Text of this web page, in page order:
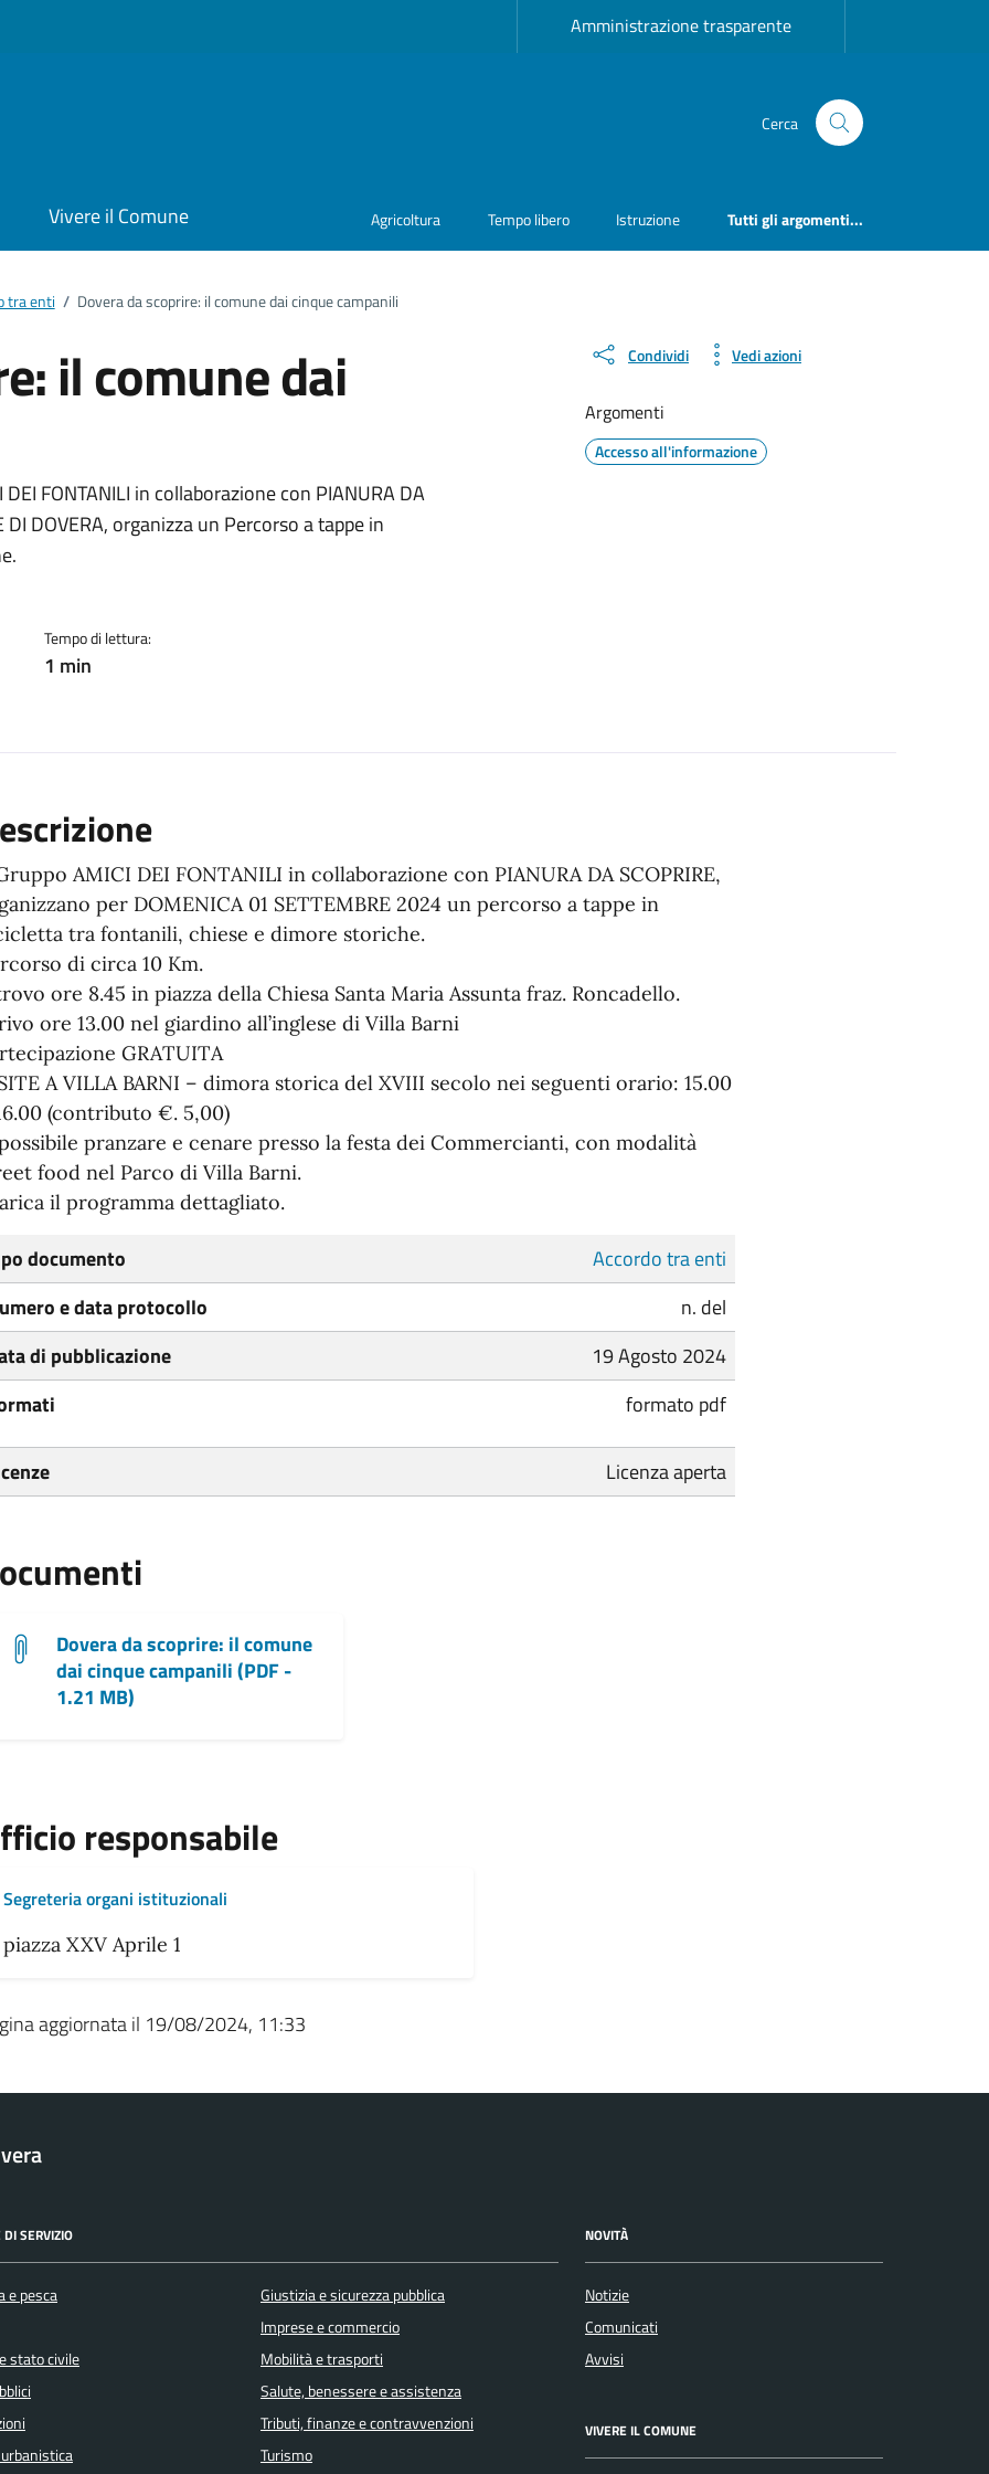
Amministrazione trasparente
Cerca
Vivere il Comune Agricoltura Tempo libero Istruzione Tutti gli argomenti...
tra enti / Dovera da scoprire: il comune dai cinque campanili
il comune dai
FONTANILI in collaborazione con PIANURA DA
DI DOVERA, organizza un Percorso a tappe in
Tempo di lettura:
1 min
Condividi Vedi azioni
Argomenti
Accesso all'informazione
AMICI DEI FONTANILI in collaborazione con PIANURA DA SCOPRIRE,
per DOMENICA 01 SETTEMBRE 2024 un percorso a tappe in
tra fontanili, chiese e dimore storiche.
di circa 10 Km.
ore 8.45 in piazza della Chiesa Santa Maria Assunta fraz. Roncadello.
ore 13.00 nel giardino all’inglese di Villa Barni
GRATUITA
A VILLA BARNI – dimora storica del XVIII secolo nei seguenti orario: 15.00
(contributo €. 5,00)
possibile pranzare e cenare presso la festa dei Commercianti, con modalità
food nel Parco di Villa Barni.
il programma dettagliato.
documento
Accordo tra enti
e data protocollo
n. del
di pubblicazione
19 Agosto 2024
formato pdf
Licenza aperta
Dovera da scoprire: il comune
dai cinque campanili (PDF -
1.21 MB)
responsabile
Segreteria organi istituzionali
piazza XXV Aprile 1
aggiornata il 19/08/2024, 11:33
DI SERVIZIO
e pesca
stato civile
Giustizia e sicurezza pubblica
Imprese e commercio
Mobilità e trasporti
Salute, benessere e assistenza
Tributi, finanze e contravvenzioni
Turismo
NOVITÀ
Notizie
Comunicati
Avvisi
VIVERE IL COMUNE